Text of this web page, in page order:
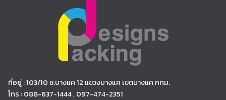
ที่อยู่ : 103/10 ซ.บางแค 12 แขวงบางแค เขตบางแค กทม.
โทร : 088-637-1444 , 097-474-2351